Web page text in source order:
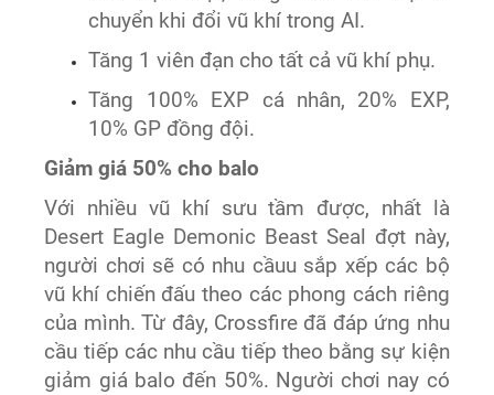
chuyển khi đổi vũ khí trong AI.
Tăng 1 viên đạn cho tất cả vũ khí phụ.
Tăng 100% EXP cá nhân, 20% EXP,
10% GP đồng đội.
Giảm giá 50% cho balo
Với nhiều vũ khí sưu tầm được, nhất là
Desert Eagle Demonic Beast Seal đợt này,
người chơi sẽ có nhu cầuu sắp xếp các bộ
vũ khí chiến đấu theo các phong cách riêng
của mình. Từ đây, Crossfire đã đáp ứng nhu
cầu tiếp các nhu cầu tiếp theo bằng sự kiện
giảm giá balo đến 50%. Người chơi nay có